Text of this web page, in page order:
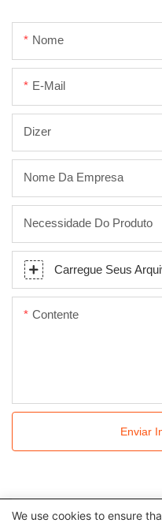
Nome
E-Mail
Dizer
Nome Da Empresa
Necessidade Do Produto
Carregue Seus
Contente
Enviar
We use cookies to ensure